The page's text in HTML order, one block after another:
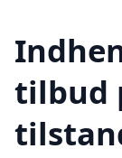
tilbud